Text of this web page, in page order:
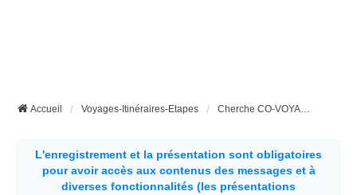
Accueil Voyages-Itinéraires-Etapes Cherche CO-VOYAGEUR(SE) pour ....
L'enregistrement et la présentation sont obligatoires
pour avoir accès aux contenus des messages et à
diverses fonctionnalités (les présentations